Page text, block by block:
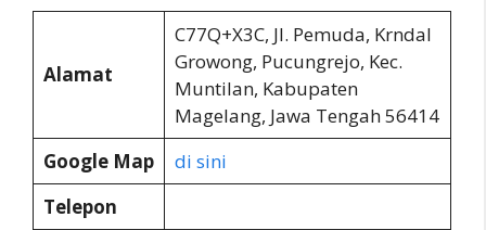
Alamat
C77Q+X3C, Jl. Pemuda, Krndal
Growong, Pucungrejo, Kec.
Muntilan, Kabupaten
Magelang, Jawa Tengah 56414
Google Map
di sini
Telepon